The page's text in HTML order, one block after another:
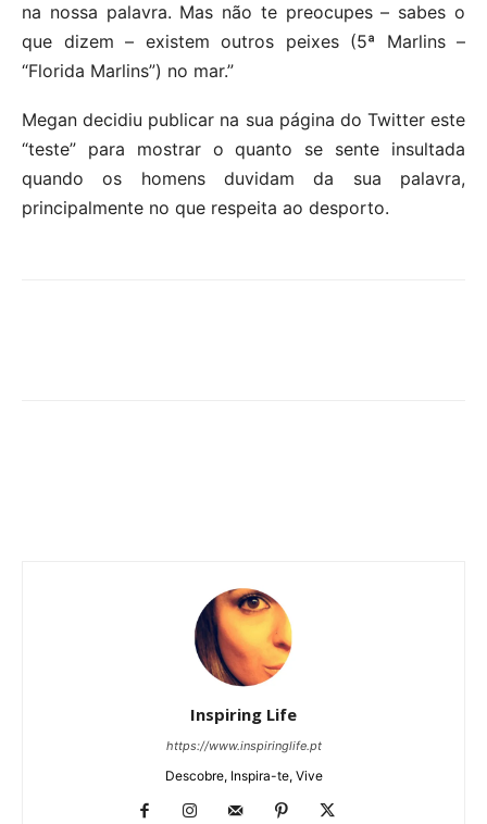
na nossa palavra. Mas não te preocupes – sabes o
que dizem – existem outros peixes (5ª Marlins –
“Florida Marlins”) no mar.”
Megan decidiu publicar na sua página do Twitter este
“teste” para mostrar o quanto se sente insultada
quando os homens duvidam da sua palavra,
principalmente no que respeita ao desporto.
Inspiring Life
https://www.inspiringlife.pt
Descobre, Inspira-te, Vive